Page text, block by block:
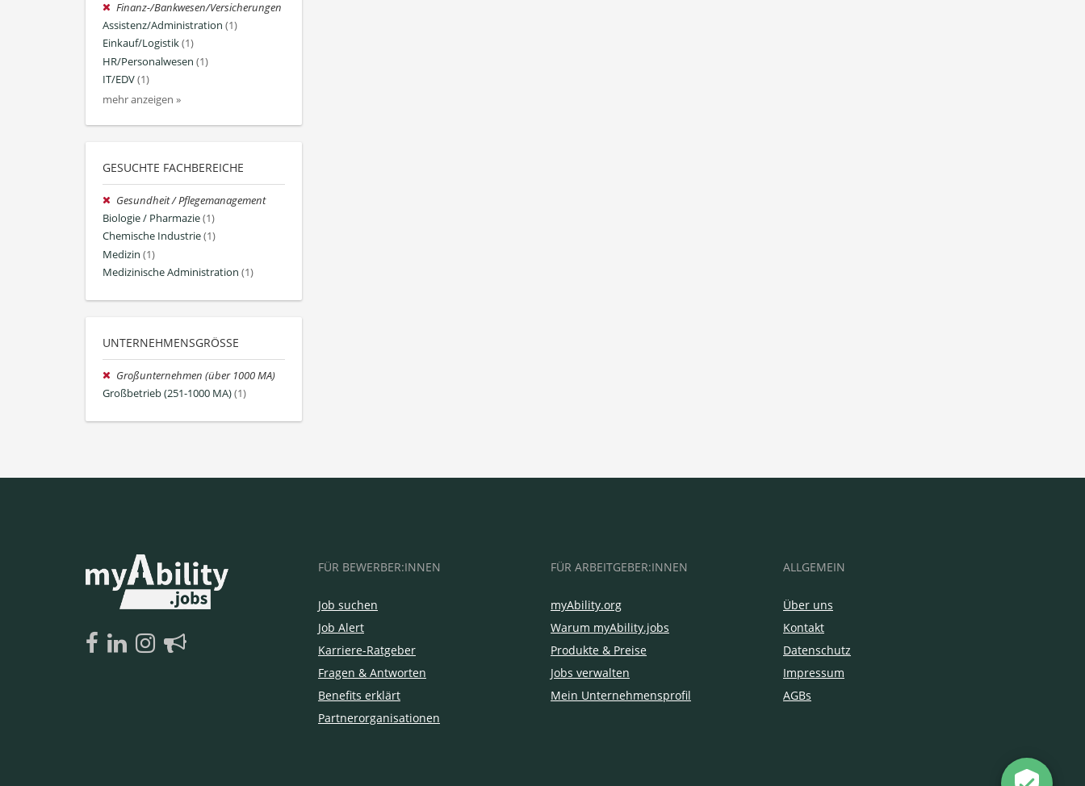
Finanz-/Bankwesen/Versicherungen
Assistenz/Administration (1)
Einkauf/Logistik(1)
HR/Personalwesen (1)
IT/EDV(1)
mehr anzeigen »
GESUCHTE FACHBEREICHE
Gesundheit / Pflegemanagement
Biologie / Pharmazie(1)
Chemische Industrie(1)
Medizin (1)
Medizinische Administration (1)
UNTERNEHMENSGRÖSSE
Großunternehmen (über 1000 MA)
Großbetrieb (251-1000 MA)(1)
FÜR BEWERBER:INNEN
Job suchen
Job Alert
Karriere-Ratgeber
Fragen & Antworten
Benefits erklärt
Partnerorganisationen
FÜR ARBEITGEBER:INNEN
myAbility.org
Warum myAbility.jobs
Produkte & Preise
Jobs verwalten
Mein Unternehmensprofil
ALLGEMEIN
Über uns
Kontakt
Datenschutz
Impressum
AGBs